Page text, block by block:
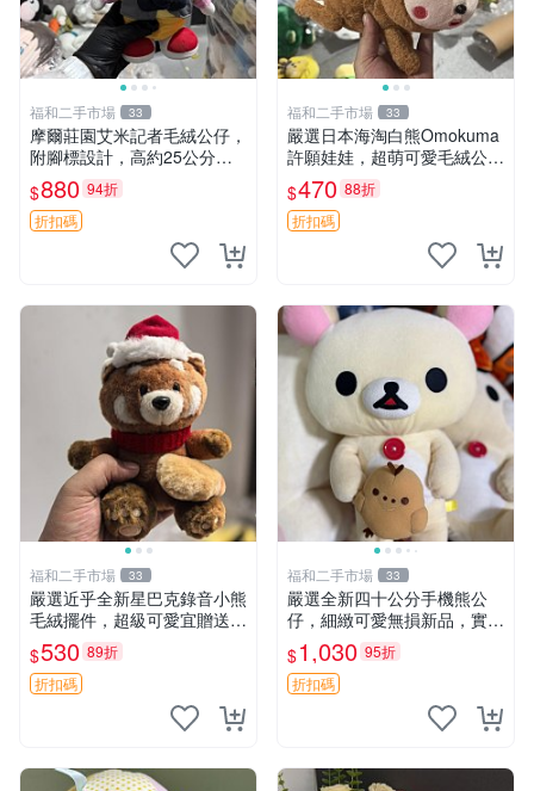
福和二手市場 33
摩爾莊園艾米記者毛絨公仔，
附腳標設計，高約25公分，
全新未拆封，限量珍藏。艾米
記者 毛絨公仔 超萌玩偶
$880 94折
折扣碼
福和二手市場 33
嚴選日本海淘白熊Omokuma
許願娃娃，超萌可愛毛絨公仔
推薦收藏 白熊 Omokuma 毛
絨玩具 偽裝娃娃 玩具擺飾
$470 88折
折扣碼
福和二手市場 33
嚴選近乎全新星巴克錄音小熊
毛絨擺件，超級可愛宜贈送掛
飾 錄音小熊 毛絨擺件 贈品
$530 89折
折扣碼
福和二手市場 33
嚴選全新四十公分手機熊公
仔，細緻可愛無損新品，實拍
展現萌趣風采 潘朵拉 熊抱枕
$1,030 95折
折扣碼